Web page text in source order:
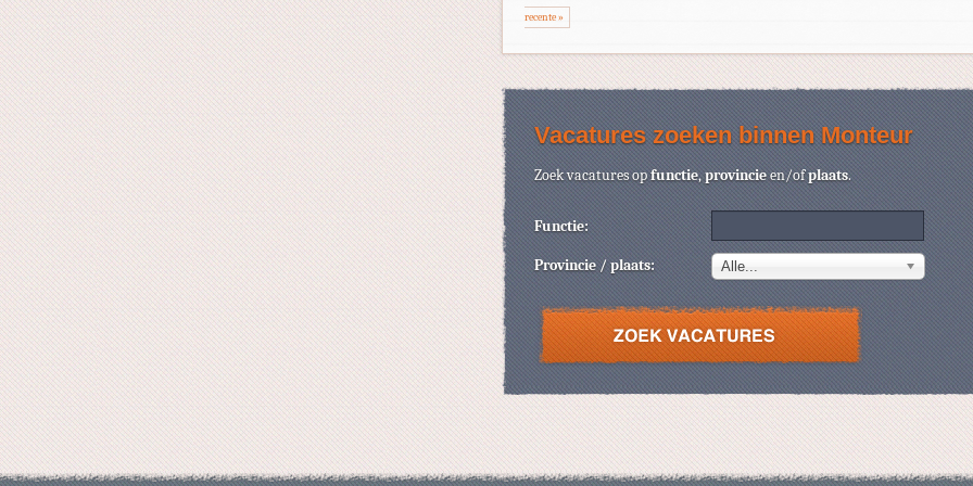
recente »
Vacatures zoeken binnen Monteur
Zoek vacatures opfunctie,provincieen/ofplaats.
Functie:
Provincie / plaats: Alle...